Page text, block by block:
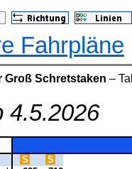
Fahrpläne
Groß Schretstaken –
4.5.2026
S
S